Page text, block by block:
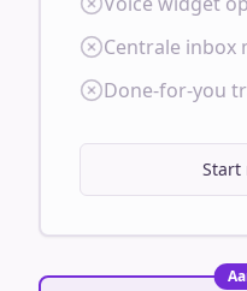
Centrale inbox
Done-for-you
Start